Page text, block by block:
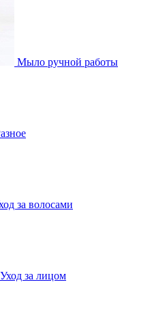
Мыло ручной работы
за волосами
Уход за лицом